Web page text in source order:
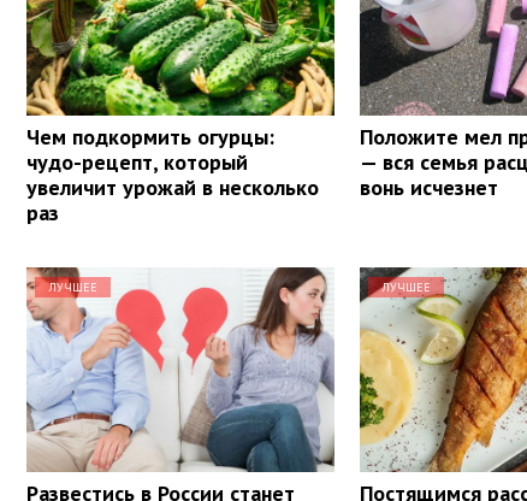
Чем подкормить огурцы:
чудо-рецепт, который
увеличит урожай в несколько
раз
Положите мел
— вся семья
вонь исчезнет
ЛУЧШЕЕ
Развестись в России станет
ЛУЧШЕЕ
Постящимся